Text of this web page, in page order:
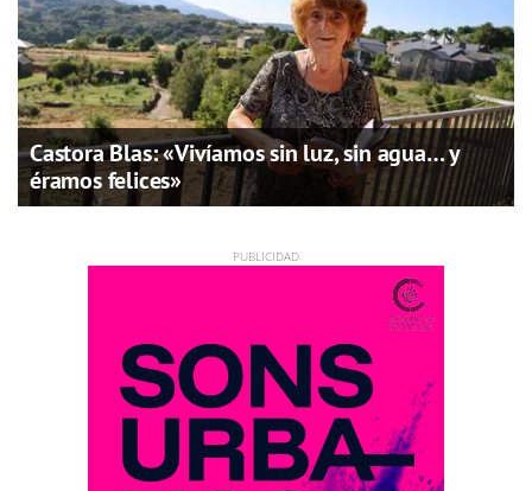
Castora Blas: «Vivíamos sin luz, sin agua… y
éramos felices»